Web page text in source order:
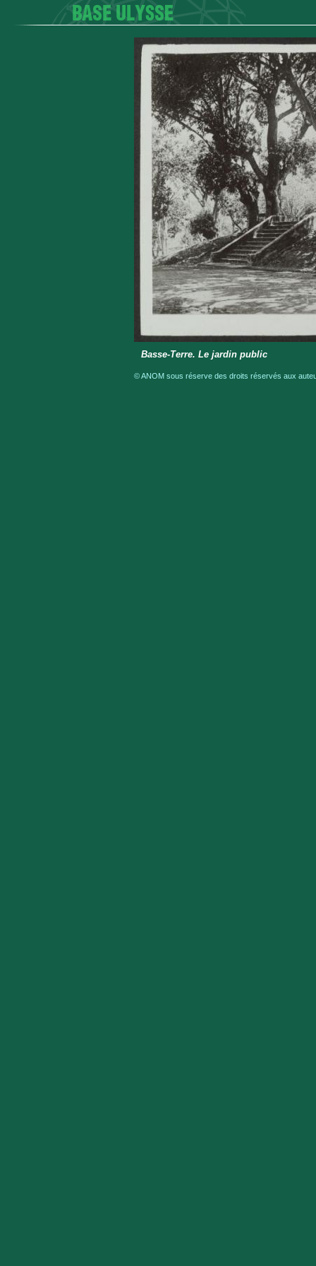
Basse-Terre. Le jardin public
© ANOM sous réserve des droits réservés aux